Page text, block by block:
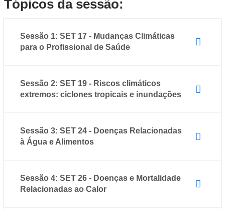
Tópicos da sessão:
Sessão 1: SET 17 - Mudanças Climáticas
para o Profissional de Saúde
Sessão 2: SET 19 - Riscos climáticos
extremos: ciclones tropicais e inundações
Sessão 3: SET 24 - Doenças Relacionadas
à Água e Alimentos
Sessão 4: SET 26 - Doenças e Mortalidade
Relacionadas ao Calor